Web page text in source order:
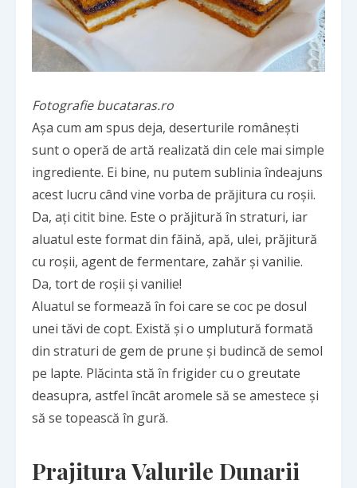
Fotografie bucataras.ro
Așa cum am spus deja, deserturile românești
sunt o operă de artă realizată din cele mai simple
ingrediente. Ei bine, nu putem sublinia îndeajuns
acest lucru când vine vorba de prăjitura cu roșii.
Da, ați citit bine. Este o prăjitură în straturi, iar
aluatul este format din făină, apă, ulei, prăjitură
cu roșii, agent de fermentare, zahăr și vanilie.
Da, tort de roșii și vanilie!
Aluatul se formează în foi care se coc pe dosul
unei tăvi de copt. Există și o umplutură formată
din straturi de gem de prune și budincă de semol
pe lapte. Plăcinta stă în frigider cu o greutate
deasupra, astfel încât aromele să se amestece și
să se topească în gură.
Prajitura Valurile Dunarii